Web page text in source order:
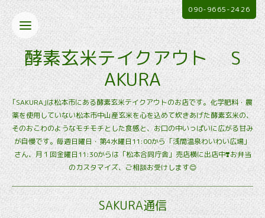
酵素玄米テイクアウト S
AKURA
｢SAKURA｣は松本市にある酵素玄米テイクアウトのお店です。化学肥料・農
薬を使用していない松本市中山産玄米を心を込めて炊きあげた酵素玄米の、
そのおこわのようなモチモチとした食感と、お口の中いっぱいに広がる甘み
が自慢です。毎週日曜日・第4水曜日11:00から「浅間温泉わいわい広場」
さん、月１回金曜日11:30からは「松本合同庁舎」売店横に出店中❣️お弁当
のカスタマイズ、ご相談お受けします😊
090-9665-2426
SAKURA通信